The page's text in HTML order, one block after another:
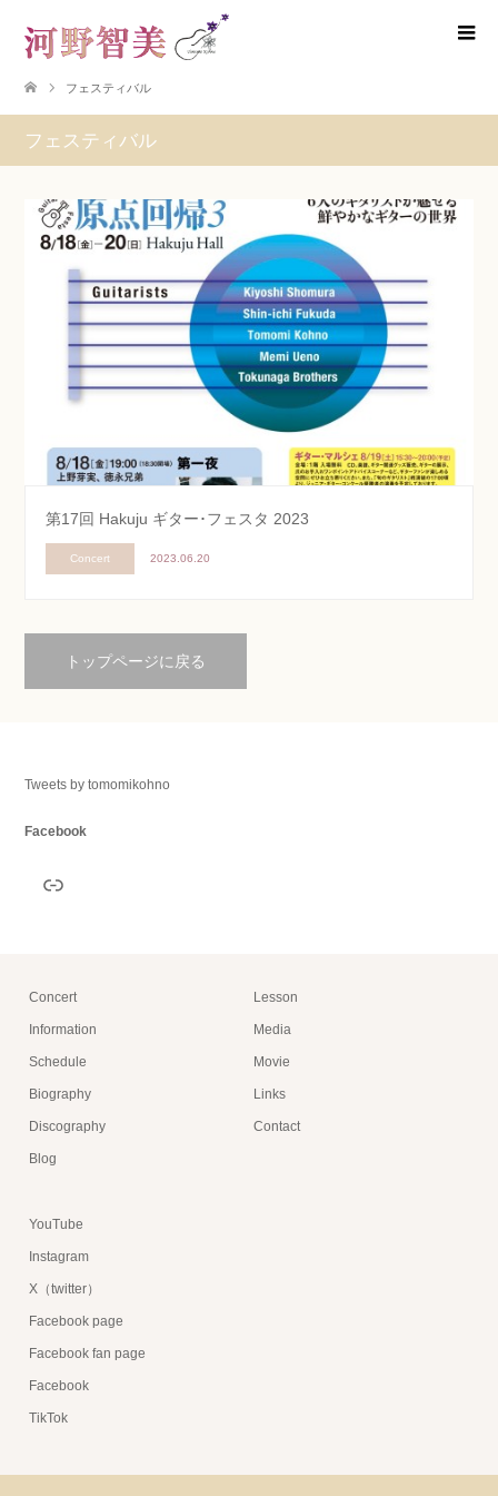
フェスティバル
フェスティバル
第17回 Hakuju ギター･フェスタ 2023
Concert 2023.06.20
トップページに戻る
Tweets by tomomikohno
Facebook
リンク
Concert
Information
Schedule
Biography
Discography
Blog
Lesson
Media
Movie
Links
Contact
YouTube
Instagram
X（twitter）
Facebook page
Facebook fan page
Facebook
TikTok